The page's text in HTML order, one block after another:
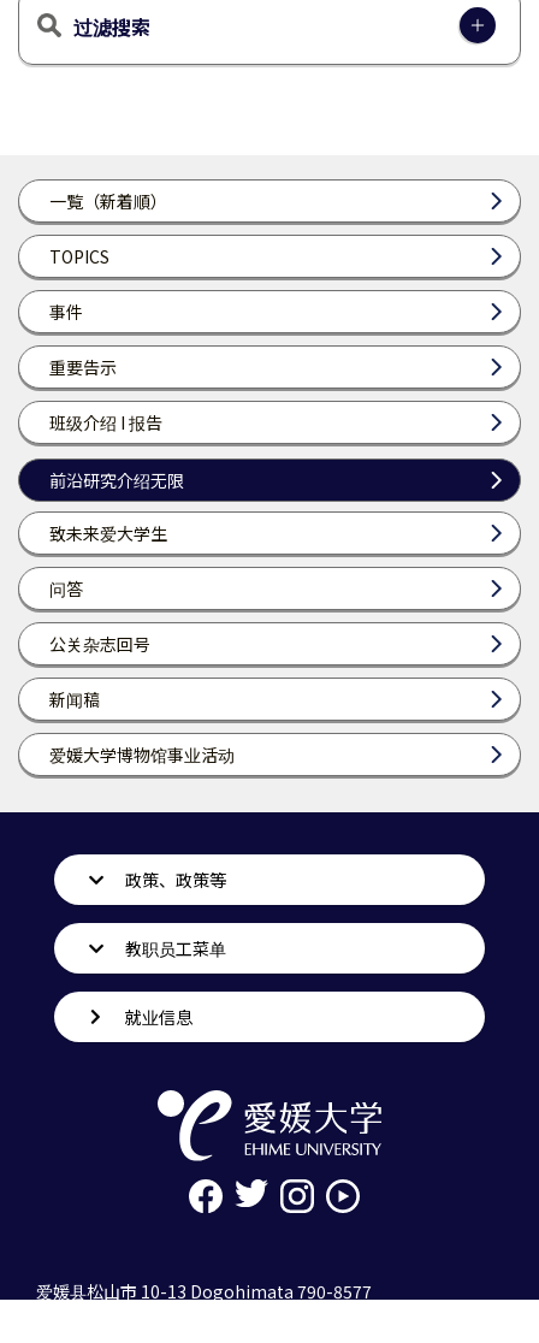
一覧（新着順）
TOPICS
事件
重要告示
班级介绍 I 报告
前沿研究介绍无限
致未来爱大学生
问答
公关杂志回号
新闻稿
爱媛大学博物馆事业活动
过滤搜索
政策、政策等
教职员工菜单
就业信息
爱媛县松山市 10-13 Dogohimata 790-8577